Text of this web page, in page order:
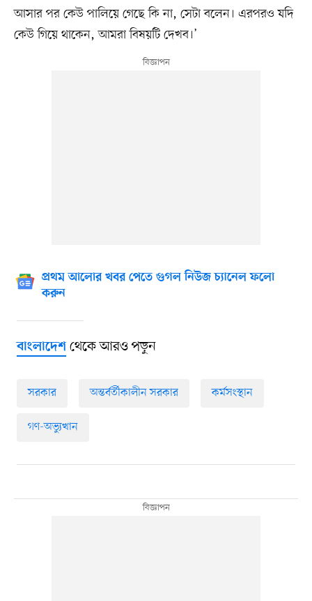
আসার পর কেউ পালিয়ে গেছে কি না, সেটা বলেন। এরপরও যদি
কেউ গিয়ে থাকেন, আমরা বিষয়টি দেখব।’
প্রথম আলোর খবর পেতে গুগল নিউজ চ্যানেল ফলো
করুন
বাংলাদেশথেকে আরও পড়ুন
সরকার অন্তর্বর্তীকালীন সরকার কর্মসংস্থান
গণ-অভ্যুত্থান